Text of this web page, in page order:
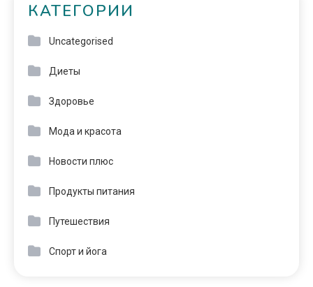
КАТЕГОРИИ
Uncategorised
Диеты
Здоровье
Мода и красота
Новости плюс
Продукты питания
Путешествия
Спорт и йога